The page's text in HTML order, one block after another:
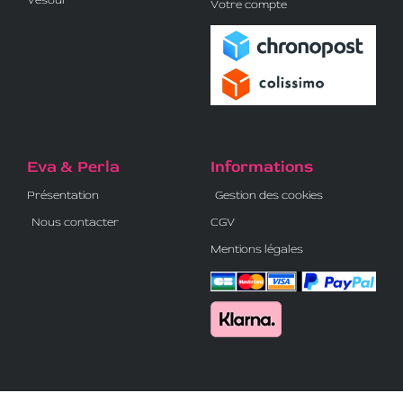
Votre compte
Eva & Perla
Présentation
Nous contacter
Informations
Gestion des cookies
CGV
Mentions légales